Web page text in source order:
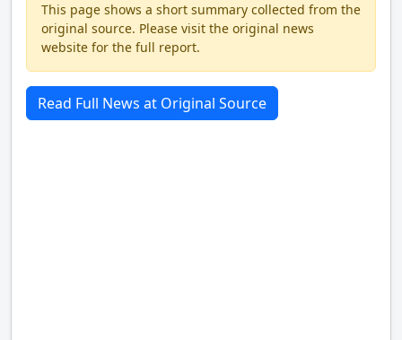
This page shows a short summary collected from the
original source. Please visit the original news
website for the full report.
Read Full News at Original Source